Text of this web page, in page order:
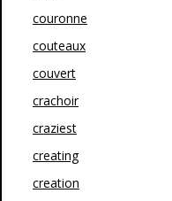
couronne
couteaux
couvert
crachoir
craziest
creating
creation